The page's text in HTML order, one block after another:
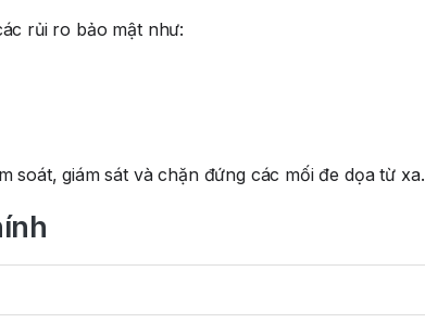
rủi ro bảo mật như:
soát, giám sát và chặn đứng các mối đe dọa từ xa.